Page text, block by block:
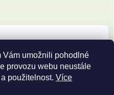
Vám umožnili pohodlné
provozu webu neustále
použitelnost. Více
ochrany osobních údajů